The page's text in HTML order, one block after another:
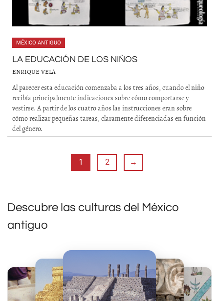
MÉXICO ANTIGUO
LA EDUCACIÓN DE LOS NIÑOS
ENRIQUE VELA
Al parecer esta educación comenzaba a los tres años, cuando el niño
recibía principalmente indicaciones sobre cómo comportarse y
vestirse. A partir de los cuatro años las instrucciones eran sobre
cómo realizar pequeñas tareas, claramente diferenciadas en función
del género.
1 2 →
Descubre las culturas del México
antiguo